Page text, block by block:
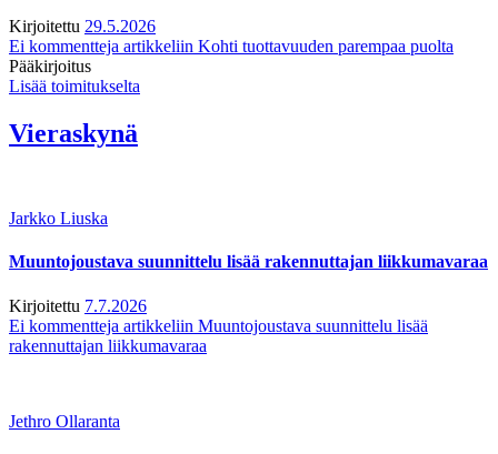
Kirjoitettu 29.5.2026
Ei kommentteja artikkeliin Kohti tuottavuuden parempaa puolta
Pääkirjoitus
Lisää toimitukselta
Vieraskynä
Jarkko Liuska
Muuntojoustava suunnittelu lisää rakennuttajan liikkumavaraa
Kirjoitettu 7.7.2026
Ei kommentteja artikkeliin Muuntojoustava suunnittelu lisää
rakennuttajan liikkumavaraa
Jethro Ollaranta